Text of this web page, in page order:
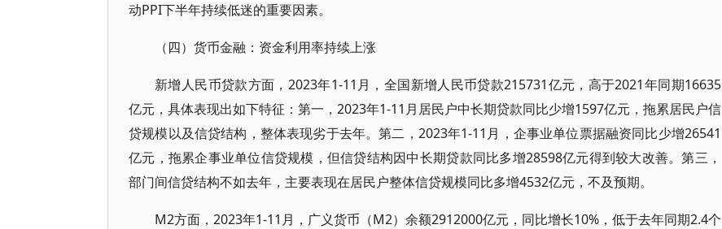
动PPI下半年持续低迷的重要因素。
（四）货币金融：资金利用率持续上涨
新增人民币贷款方面，2023年1-11月，全国新增人民币贷款215731亿元，高于2021年同期16635
亿元，具体表现出如下特征：第一，2023年1-11月居民户中长期贷款同比少增1597亿元，拖累居民户信
贷规模以及信贷结构，整体表现劣于去年。第二，2023年1-11月，企事业单位票据融资同比少增26541
亿元，拖累企事业单位信贷规模，但信贷结构因中长期贷款同比多增28598亿元得到较大改善。第三，
部门间信贷结构不如去年，主要表现在居民户整体信贷规模同比多增4532亿元，不及预期。
M2方面，2023年1-11月，广义货币（M2）余额2912000亿元，同比增长10%，低于去年同期2.4个